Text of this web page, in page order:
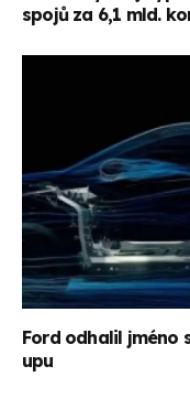
spojů za 6,1 mld.
Ford odhalil jméno
upu